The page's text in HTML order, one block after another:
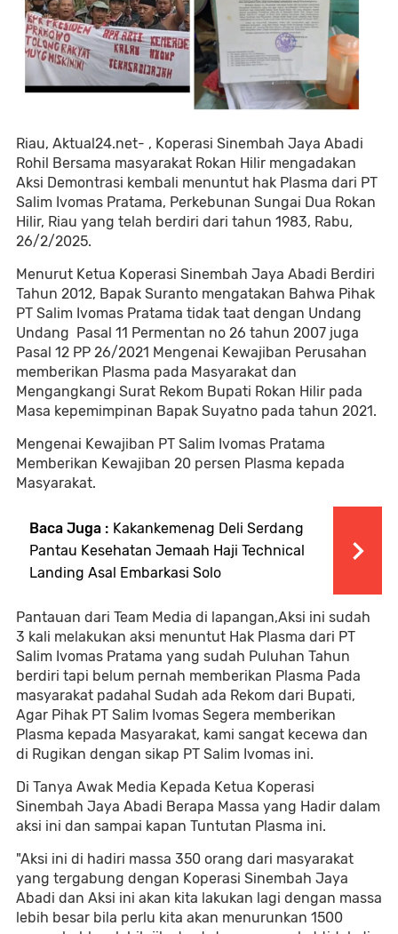
Riau, Aktual24.net- , Koperasi Sinembah Jaya Abadi
Rohil Bersama masyarakat Rokan Hilir mengadakan
Aksi Demontrasi kembali menuntut hak Plasma dari PT
Salim Ivomas Pratama, Perkebunan Sungai Dua Rokan
Hilir, Riau yang telah berdiri dari tahun 1983, Rabu,
26/2/2025.
Menurut Ketua Koperasi Sinembah Jaya Abadi Berdiri
Tahun 2012, Bapak Suranto mengatakan Bahwa Pihak
PT Salim Ivomas Pratama tidak taat dengan Undang
Undang Pasal 11 Permentan no 26 tahun 2007 juga
Pasal 12 PP 26/2021 Mengenai Kewajiban Perusahan
memberikan Plasma pada Masyarakat dan
Mengangkangi Surat Rekom Bupati Rokan Hilir pada
Masa kepemimpinan Bapak Suyatno pada tahun 2021.
Mengenai Kewajiban PT Salim Ivomas Pratama
Memberikan Kewajiban 20 persen Plasma kepada
Masyarakat.
Baca Juga : Kakankemenag Deli Serdang
Pantau Kesehatan Jemaah Haji Technical
Landing Asal Embarkasi Solo
Pantauan dari Team Media di lapangan,Aksi ini sudah
3 kali melakukan aksi menuntut Hak Plasma dari PT
Salim Ivomas Pratama yang sudah Puluhan Tahun
berdiri tapi belum pernah memberikan Plasma Pada
masyarakat padahal Sudah ada Rekom dari Bupati,
Agar Pihak PT Salim Ivomas Segera memberikan
Plasma kepada Masyarakat, kami sangat kecewa dan
di Rugikan dengan sikap PT Salim Ivomas ini.
Di Tanya Awak Media Kepada Ketua Koperasi
Sinembah Jaya Abadi Berapa Massa yang Hadir dalam
aksi ini dan sampai kapan Tuntutan Plasma ini.
"Aksi ini di hadiri massa 350 orang dari masyarakat
yang tergabung dengan Koperasi Sinembah Jaya
Abadi dan Aksi ini akan kita lakukan lagi dengan massa
lebih besar bila perlu kita akan menurunkan 1500